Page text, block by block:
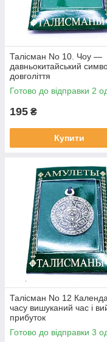
Талісман No 10. Чоу —
давньокитайський
довголіття
Готово до відправки 2
195 ₴
Купити
Талісман No 12
часу вишуканий час і
прибуток
Готово до відправки 3